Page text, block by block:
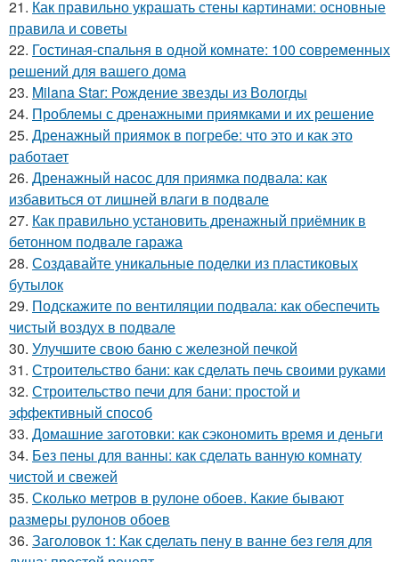
21. Как правильно украшать стены картинами: основные
правила и советы
22. Гостиная-спальня в одной комнате: 100 современных
решений для вашего дома
23. Milana Star: Рождение звезды из Вологды
24. Проблемы с дренажными приямками и их решение
25. Дренажный приямок в погребе: что это и как это
работает
26. Дренажный насос для приямка подвала: как
избавиться от лишней влаги в подвале
27. Как правильно установить дренажный приёмник в
бетонном подвале гаража
28. Создавайте уникальные поделки из пластиковых
бутылок
29. Подскажите по вентиляции подвала: как обеспечить
чистый воздух в подвале
30. Улучшите свою баню с железной печкой
31. Строительство бани: как сделать печь своими руками
32. Строительство печи для бани: простой и
эффективный способ
33. Домашние заготовки: как сэкономить время и деньги
34. Без пены для ванны: как сделать ванную комнату
чистой и свежей
35. Сколько метров в рулоне обоев. Какие бывают
размеры рулонов обоев
36. Заголовок 1: Как сделать пену в ванне без геля для